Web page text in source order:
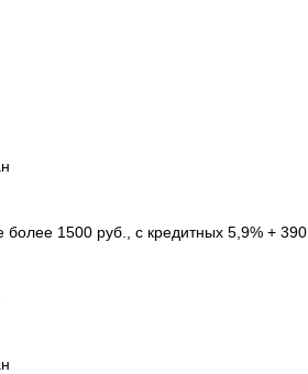
более 1500 руб., с кредитных 5,9% + 390